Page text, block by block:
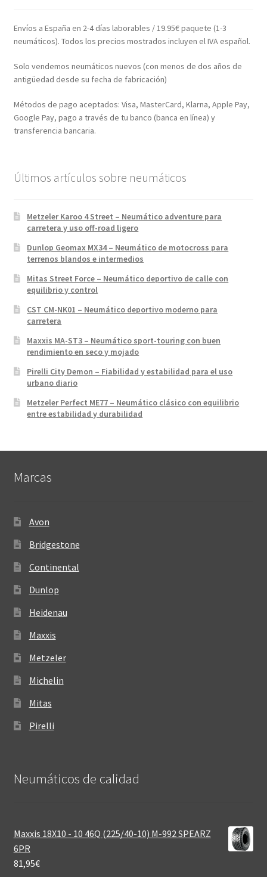
Envíos a España en 2-4 días laborables / 19.95€ paquete (1-3
neumáticos). Todos los precios mostrados incluyen el IVA español.
Solo vendemos neumáticos nuevos (con menos de dos años de
antigüedad desde su fecha de fabricación)
Métodos de pago aceptados: Visa, MasterCard, Klarna, Apple Pay,
Google Pay, pago a través de tu banco (banca en línea) y
transferencia bancaria.
Últimos artículos sobre neumáticos
Metzeler Karoo 4 Street – Neumático adventure para
carretera y uso off-road ligero
Dunlop Geomax MX34 – Neumático de motocross para
terrenos blandos e intermedios
Mitas Street Force – Neumático deportivo de calle con
equilibrio y control
CST CM-NK01 – Neumático deportivo moderno para
carretera
Maxxis MA-ST3 – Neumático sport-touring con buen
rendimiento en seco y mojado
Pirelli City Demon – Fiabilidad y estabilidad para el uso
urbano diario
Metzeler Perfect ME77 – Neumático clásico con equilibrio
entre estabilidad y durabilidad
Marcas
Avon
Bridgestone
Continental
Dunlop
Heidenau
Maxxis
Metzeler
Michelin
Mitas
Pirelli
Neumáticos de calidad‎
Maxxis 18X10 - 10 46Q (225/40-10) M-992 SPEARZ
6PR
81,95€